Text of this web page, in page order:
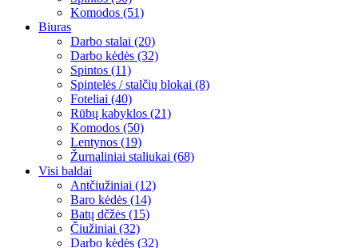
Komodos (51)
Biuras
Darbo stalai (20)
Darbo kėdės (32)
Spintos (11)
Spintelės / stalčių blokai (8)
Foteliai (40)
Rūbų kabyklos (21)
Komodos (50)
Lentynos (19)
Žurnaliniai staliukai (68)
Visi baldai
Antčiužiniai (12)
Baro kėdės (14)
Batų dčžės (15)
Čiužiniai (32)
Darbo kėdės (32)